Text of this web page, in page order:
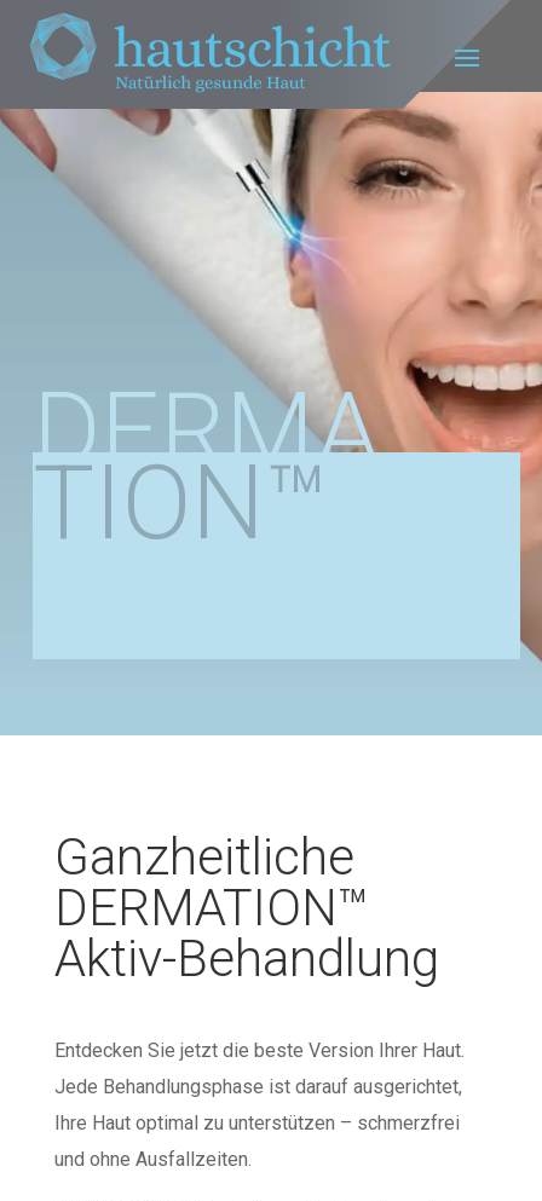
DERMA
TION™
Ganzheitliche
DERMATION™
Aktiv-Behandlung
Entdecken Sie jetzt die beste Version Ihrer Haut.
Jede Behandlungsphase ist darauf ausgerichtet,
Ihre Haut optimal zu unterstützen – schmerzfrei
und ohne Ausfallzeiten.